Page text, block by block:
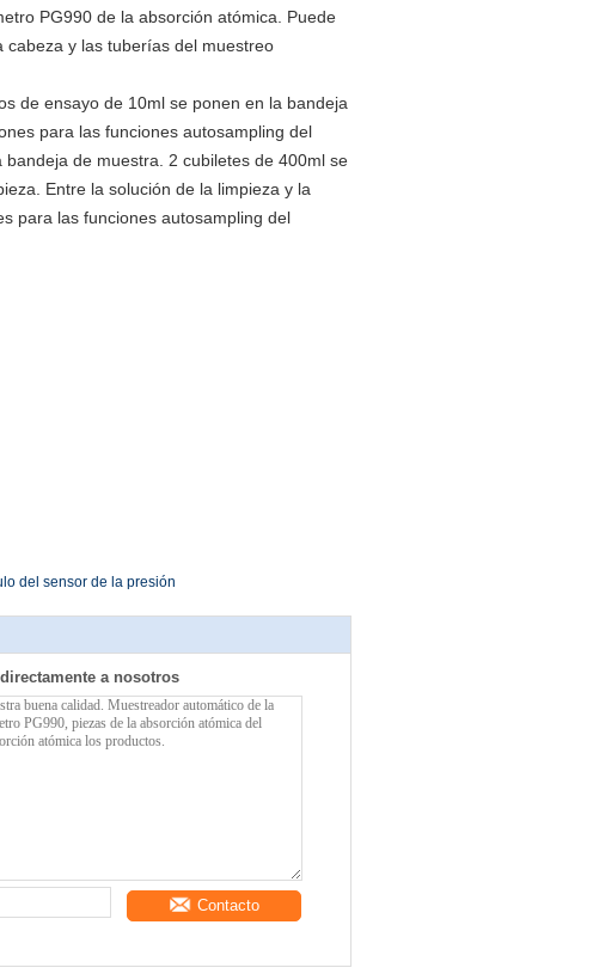
PG990 de la absorción atómica. Puede
y las tuberías del muestreo
de ensayo de 10ml se ponen en la bandeja
para las funciones autosampling del
de muestra. 2 cubiletes de 400ml se
Entre la solución de la limpieza y la
para las funciones autosampling del
del sensor de la presión
a nosotros
Contacto